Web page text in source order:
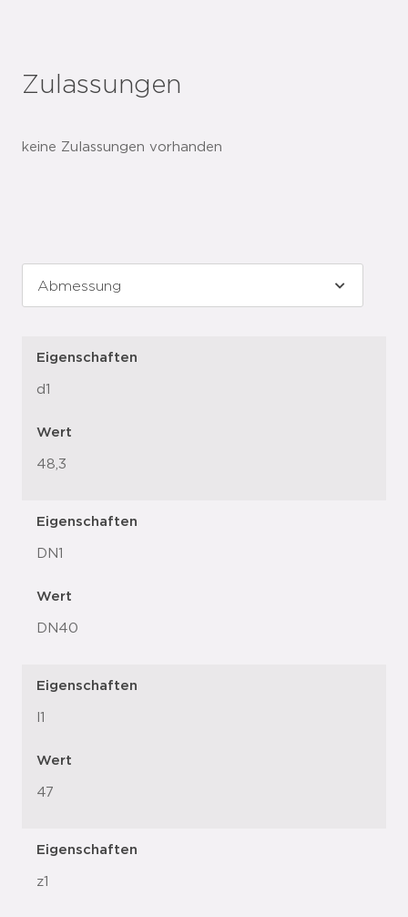
Zulassungen
keine Zulassungen vorhanden
Eigenschaften
d1
Wert
48,3
Eigenschaften
DN1
Wert
DN40
Eigenschaften
l1
Wert
47
Eigenschaften
z1